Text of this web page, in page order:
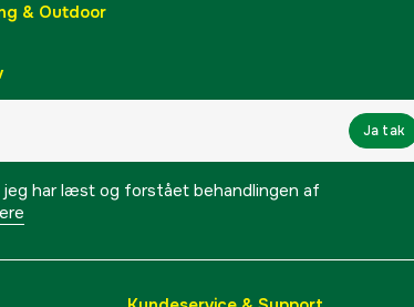
& Outdoor
Ja tak
har læst og forstået behandlingen af